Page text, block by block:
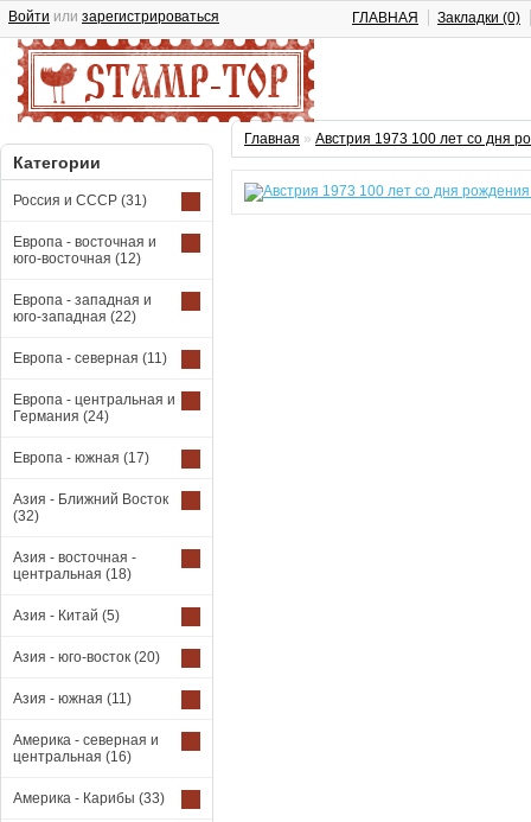
Войти или зарегистрироваться ГЛАВНАЯ Закладки (0)
Категории
Россия и СССР (31)
Европа - восточная и
юго-восточная (12)
Европа - западная и
юго-западная (22)
Европа - северная (11)
Европа - центральная и
Германия (24)
Европа - южная (17)
Азия - Ближний Восток
(32)
Азия - восточная -
центральная (18)
Азия - Китай (5)
Азия - юго-восток (20)
Азия - южная (11)
Америка - северная и
центральная (16)
Америка - Карибы (33)
Главная » Австрия 1973 100 лет со дня